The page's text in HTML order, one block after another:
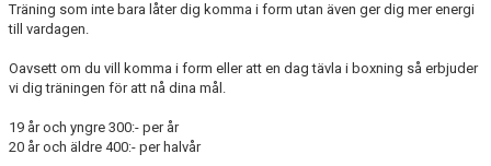
BOXARE
BILDGALLERI
DOKUMENT
Träning som inte bara låter dig komma i form utan även ger dig mer energi
till vardagen.
Oavsett om du vill komma i form eller att en dag tävla i boxning så erbjuder
vi dig träningen för att nå dina mål.
19 år och yngre 300:- per år
20 år och äldre 400:- per halvår